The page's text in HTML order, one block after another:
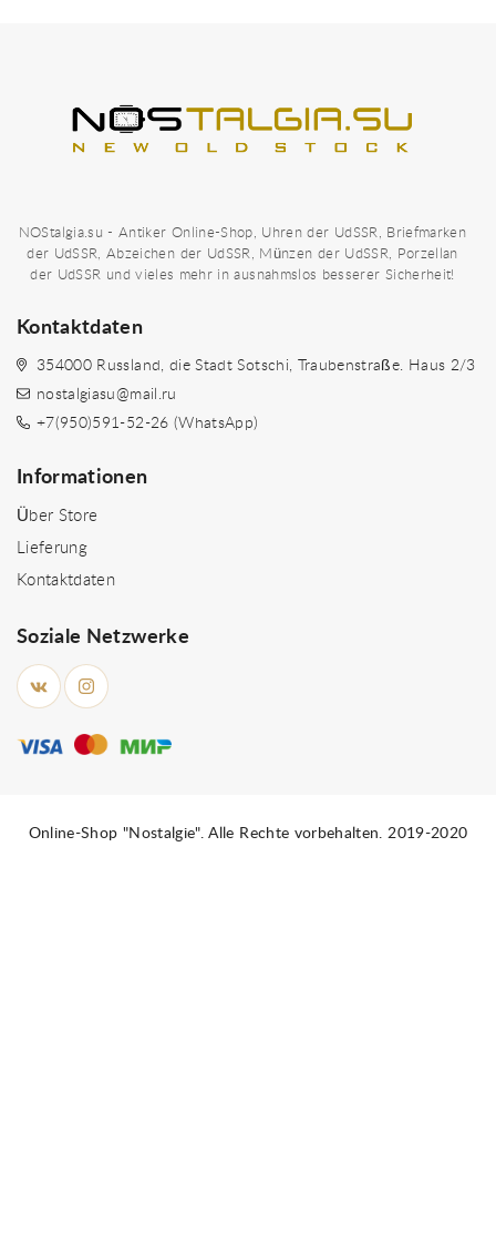
NOStalgia.su - Antiker Online-Shop, Uhren der UdSSR, Briefmarken
der UdSSR, Abzeichen der UdSSR, Münzen der UdSSR, Porzellan
der UdSSR und vieles mehr in ausnahmslos besserer Sicherheit!
Kontaktdaten
354000 Russland, die Stadt Sotschi, Traubenstraße. Haus 2/3
nostalgiasu@mail.ru
+7(950)591-52-26 (WhatsApp)
Informationen
Über Store
Lieferung
Kontaktdaten
Soziale Netzwerke
Online-Shop "Nostalgie". Alle Rechte vorbehalten. 2019-2020